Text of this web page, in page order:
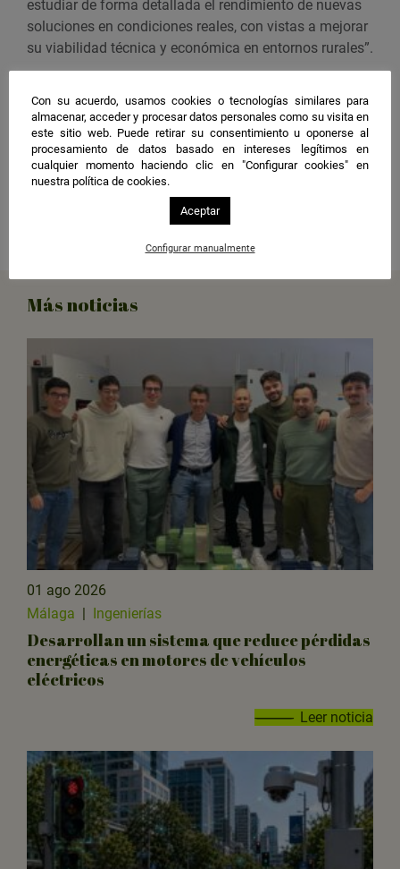
estudiar de forma detallada el rendimiento de nuevas
soluciones en condiciones reales, con vistas a mejorar
su viabilidad técnica y económica en entornos rurales”.
nacionales y europeos en transición energética,
promoviendo tecnologías limpias que reduzcan las
emisiones de gases de efecto invernadero, mejoren la
eficiencia en el uso del agua y favorezcan el desarrollo
de soluciones industriales sostenibles.
Compartir
Más noticias
01 ago 2026
Málaga | Ingenierías
Desarrollan un sistema que reduce pérdidas
energéticas en motores de vehículos
eléctricos
Leer noticia
Con su acuerdo, usamos cookies o tecnologías similares para
almacenar, acceder y procesar datos personales como su visita en
este sitio web. Puede retirar su consentimiento u oponerse al
procesamiento de datos basado en intereses legítimos en
cualquier momento haciendo clic en "Configurar cookies" en
nuestra política de cookies.
Aceptar
Configurar manualmente